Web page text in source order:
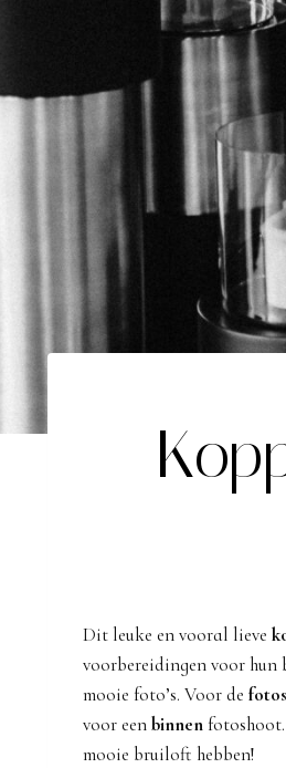
Dit leuke en vooral lieve
voorbereidingen voor
mooie foto’s. Voor de
voor eenbinnen
mooie bruiloft hebben!